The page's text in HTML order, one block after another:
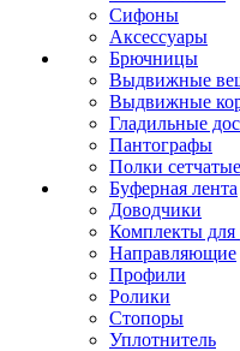
Сифоны
Аксессуары
Брючницы
Выдвижные
Выдвижные
Гладильные
Пантографы
Полки сетчатые
Буферная лента
Доводчики
Комплекты для
Направляющие
Профили
Ролики
Стопоры
Уплотнитель